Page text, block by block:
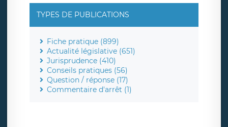
TYPES DE PUBLICATIONS
Fiche pratique (899)
Actualité législative (651)
Jurisprudence (410)
Conseils pratiques (56)
Question / réponse (17)
Commentaire d'arrêt (1)